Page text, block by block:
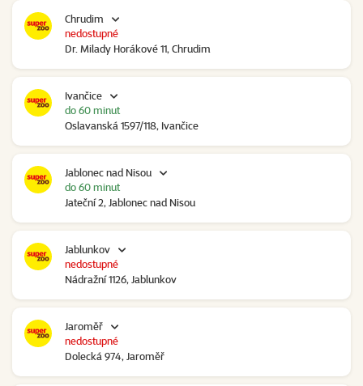
Chrudim
Dr. Milady Horákové 11, Chrudim
nedostupné
Ivančice
Oslavanská 1597/118, Ivančice
do 60 minut
Jablonec nad Nisou
Jateční 2, Jablonec nad Nisou
do 60 minut
Jablunkov
Nádražní 1126, Jablunkov
nedostupné
Jaroměř
Dolecká 974, Jaroměř
nedostupné